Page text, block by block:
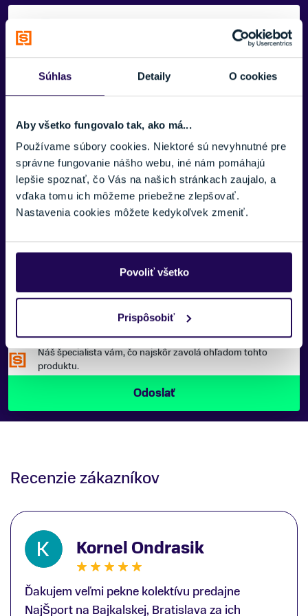
Súhlas Detaily O cookies
Aby všetko fungovalo tak, ako má...
Používame súbory cookies. Niektoré sú nevyhnutné pre
správne fungovanie nášho webu, iné nám pomáhajú
lepšie spoznať, čo Vás na našich stránkach zaujalo, a
vďaka tomu ich môžeme priebežne zlepšovať.
Nastavenia cookies môžete kedykoľvek zmeniť.
Povoliť všetko
Prispôsobiť
Potrebujete viac informácii? Sme tu
VAŠE MENO:
TELEFÓNNE ČÍSLO:
SPRÁVA:
Náš špecialista vám, čo najskôr zavolá ohľadom tohto
produktu.
Recenzie zákazníkov
Kornel Ondrasik
Ďakujem veľmi pekne kolektívu predajne
NajŠport na Bajkalskej, Bratislava za ich